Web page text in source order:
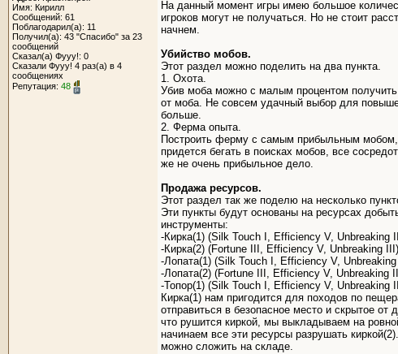
Имя: Кирилл
Сообщений: 61
Поблагодарил(а): 11
Получил(а): 43 "Спасибо" за 23
сообщений
Сказал(а) Фууу!: 0
Сказали Фууу! 4 раз(а) в 4
сообщениях
Репутация: 48
На данный момент игры имею большое
игроков могут не получаться. Но не стоит
начнем.
Убийство мобов.
Этот раздел можно поделить на два пункта.
1. Охота.
Убив моба можно с малым процентом
от моба. Не совсем удачный выбор для
больше.
2. Ферма опыта.
Построить ферму с самым прибыльным мобом,
придется бегать в поисках мобов, все
же не очень прибыльное дело.
Продажа ресурсов.
Этот раздел так же поделю на несколько
Эти пункты будут основаны на ресурсах
инструменты:
-Кирка(1) (Silk Touch I, Efficiency V, Unbreaking
-Кирка(2) (Fortune III, Efficiency V, Unbreaking
-Лопата(1) (Silk Touch I, Efficiency V,
-Лопата(2) (Fortune III, Efficiency V, Unbreaking
-Топор(1) (Silk Touch I, Efficiency V, Unbreaking
Кирка(1) нам пригодится для походов по
отправиться в безопасное место и скрытое от
что рушится киркой, мы выкладываем на
начинаем все эти ресурсы разрушать
можно сложить на складе.